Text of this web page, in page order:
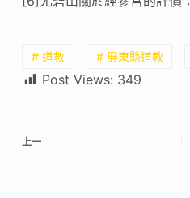
# 道教 # 屏東縣道教
Post Views: 349
上一